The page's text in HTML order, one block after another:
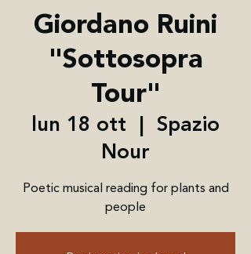
Giordano Ruini
"Sottosopra
Tour"
lun 18 ott
  |
Spazio
Nour
Poetic musical reading for plants and
people